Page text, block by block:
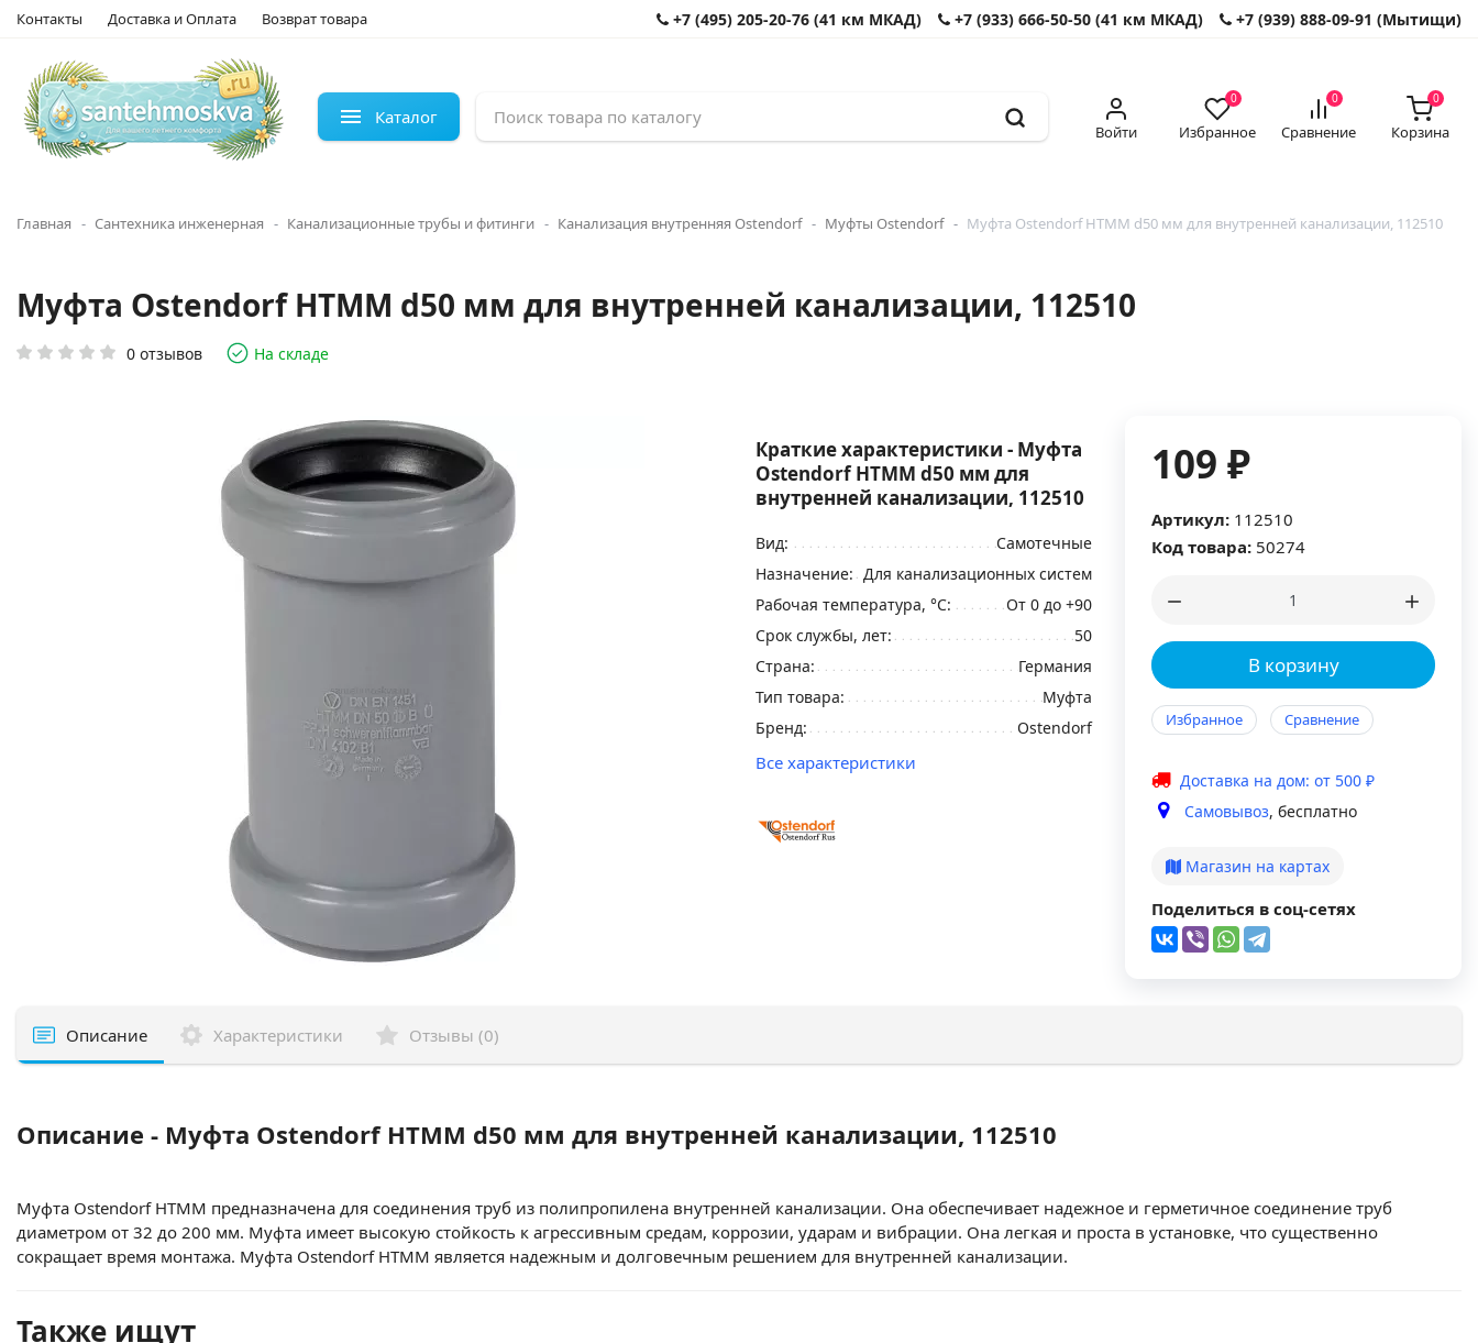
Контакты Доставка и Оплата Возврат товара +7 (495) 205-20-76 (41 км МКАД) +7 (933) 666-50-50 (41 км МКАД) +7 (939) 888-09-91 (Мытищи)
Каталог
Войти
0
Избранное
0
Сравнение
0
Корзина
Главная Сантехника инженерная Канализационные трубы и фитинги Канализация внутренняя Ostendorf Муфты Ostendorf Муфта Ostendorf HTMM d50 мм для внутренней канализации, 112510
Муфта Ostendorf HTMM d50 мм для внутренней канализации, 112510
0 отзывов На складе
109 ₽
Артикул: 112510
Код товара: 50274
В корзину
Избранное Сравнение
Доставка на дом: от 500 ₽
Самовывоз, бесплатно
Магазин на картах
Поделиться в соц-сетях
Краткие характеристики - Муфта
Ostendorf HTMM d50 мм для
внутренней канализации, 112510
Вид:
Самотечные
Назначение: Для канализационных систем
Рабочая температура, °С:
От 0 до +90
Срок службы, лет:
50
Страна:
Германия
Тип товара:
Муфта
Бренд:
Ostendorf
Все характеристики
Описание Характеристики Отзывы (0)
Описание - Муфта Ostendorf HTMM d50 мм для внутренней канализации, 112510
Муфта Ostendorf HTMM предназначена для соединения труб из полипропилена внутренней канализации. Она обеспечивает надежное и герметичное соединение труб
диаметром от 32 до 200 мм. Муфта имеет высокую стойкость к агрессивным средам, коррозии, ударам и вибрации. Она легкая и проста в установке, что существенно
сокращает время монтажа. Муфта Ostendorf HTMM является надежным и долговечным решением для внутренней канализации.
Также ищут